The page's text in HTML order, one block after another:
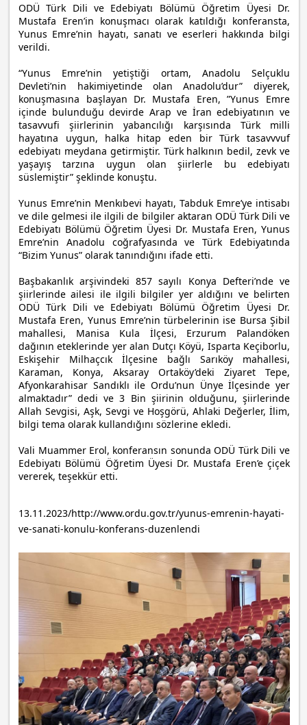
ODÜ Türk Dili ve Edebiyatı Bölümü Öğretim Üyesi Dr.
Mustafa Eren’in konuşmacı olarak katıldığı konferansta,
Yunus Emre’nin hayatı, sanatı ve eserleri hakkında bilgi
verildi.
“Yunus Emre’nin yetiştiği ortam, Anadolu Selçuklu
Devleti’nin hakimiyetinde olan Anadolu’dur” diyerek,
konuşmasına başlayan Dr. Mustafa Eren, ”Yunus Emre
içinde bulunduğu devirde Arap ve İran edebiyatının ve
tasavvufi şiirlerinin yabancılığı karşısında Türk milli
hayatına uygun, halka hitap eden bir Türk tasavvvuf
edebiyatı meydana getirmiştir. Türk halkının bedil, zevk ve
yaşayış tarzına uygun olan şiirlerle bu edebiyatı
süslemiştir” şeklinde konuştu.
Yunus Emre’nin Menkıbevi hayatı, Tabduk Emre’ye intisabı
ve dile gelmesi ile ilgili de bilgiler aktaran ODÜ Türk Dili ve
Edebiyatı Bölümü Öğretim Üyesi Dr. Mustafa Eren, Yunus
Emre’nin Anadolu coğrafyasında ve Türk Edebiyatında
“Bizim Yunus” olarak tanındığını ifade etti.
Başbakanlık arşivindeki 857 sayılı Konya Defteri’nde ve
şiirlerinde ailesi ile ilgili bilgiler yer aldığını ve belirten
ODÜ Türk Dili ve Edebiyatı Bölümü Öğretim Üyesi Dr.
Mustafa Eren, Yunus Emre’nin türbelerinin ise Bursa Şibil
mahallesi, Manisa Kula İlçesi, Erzurum Palandöken
dağının eteklerinde yer alan Dutçı Köyü, Isparta Keçiborlu,
Eskişehir Milhaçcık İlçesine bağlı Sarıköy mahallesi,
Karaman, Konya, Aksaray Ortaköy’deki Ziyaret Tepe,
Afyonkarahisar Sandıklı ile Ordu’nun Ünye İlçesinde yer
almaktadır” dedi ve 3 Bin şiirinin olduğunu, şiirlerinde
Allah Sevgisi, Aşk, Sevgi ve Hoşgörü, Ahlaki Değerler, İlim,
bilgi tema olarak kullandığını sözlerine ekledi.
Vali Muammer Erol, konferansın sonunda ODÜ Türk Dili ve
Edebiyatı Bölümü Öğretim Üyesi Dr. Mustafa Eren’e çiçek
vererek, teşekkür etti.
13.11.2023/http://www.ordu.gov.tr/yunus-emrenin-hayati-
ve-sanati-konulu-konferans-duzenlendi